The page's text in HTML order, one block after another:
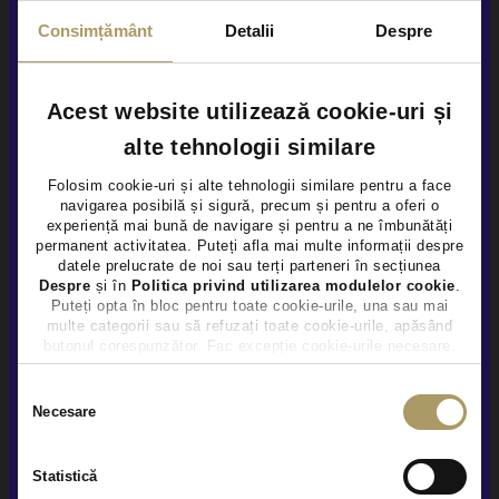
Consimțământ Detalii Despre
Acest website utilizează cookie-uri și
alte tehnologii similare
Folosim cookie-uri și alte tehnologii similare pentru a face
navigarea posibilă și sigură, precum și pentru a oferi o
experiență mai bună de navigare și pentru a ne îmbunătăți
permanent activitatea. Puteți afla mai multe informații despre
datele prelucrate de noi sau terți parteneri în secțiunea
Despre și în Politica privind utilizarea modulelor cookie.
Puteți opta în bloc pentru toate cookie-urile, una sau mai
multe categorii sau să refuzați toate cookie-urile, apăsând
butonul corespunzător. Fac excepție cookie-urile necesare,
care sunt activate automat, conform legislației în vigoare.
Necesare
Statistică
Rulat
×